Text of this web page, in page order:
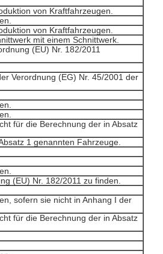
von Kraftfahrzeugen.
von Kraftfahrzeugen.
mit einem Schnittwerk.
(EU) Nr. 182/2011
Verordnung (EG) Nr. 45/2001 der
für die Berechnung der in Absatz
1 genannten Fahrzeuge.
(EU) Nr. 182/2011 zu finden.
sofern sie nicht in Anhang I der
für die Berechnung der in Absatz